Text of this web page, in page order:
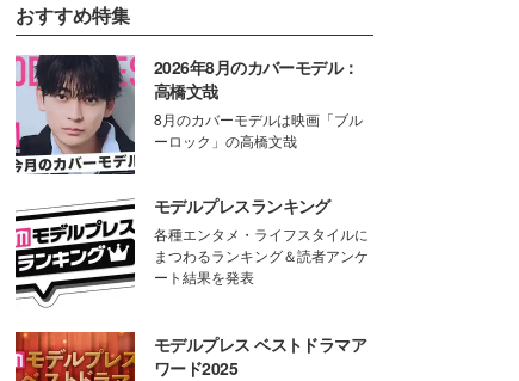
おすすめ特集
2026年8月のカバーモデル：
高橋文哉
8月のカバーモデルは映画「ブル
ーロック」の高橋文哉
モデルプレスランキング
各種エンタメ・ライフスタイルに
まつわるランキング＆読者アンケ
ート結果を発表
モデルプレス ベストドラマア
ワード2025